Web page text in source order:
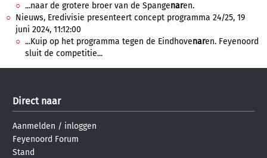
...naar de grotere broer van de Spangenaren.
Nieuws, Eredivisie presenteert concept programma 24/25, 19
juni 2024, 11:12:00
...Kuip op het programma tegen de Eindhovenaren. Feyenoord
sluit de competitie...
Direct naar
Aanmelden / inloggen
Feyenoord Forum
Stand